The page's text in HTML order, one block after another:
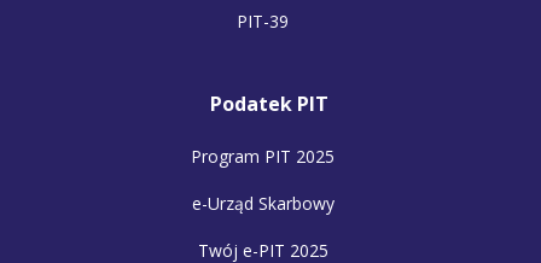
PIT-39
Podatek PIT
Program PIT 2025
e-Urząd Skarbowy
Twój e-PIT 2025